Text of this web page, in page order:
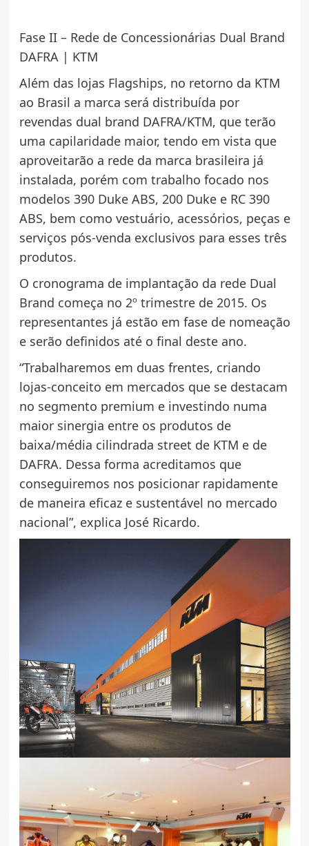
Fase II – Rede de Concessionárias Dual Brand
DAFRA | KTM
Além das lojas Flagships, no retorno da KTM
ao Brasil a marca será distribuída por
revendas dual brand DAFRA/KTM, que terão
uma capilaridade maior, tendo em vista que
aproveitarão a rede da marca brasileira já
instalada, porém com trabalho focado nos
modelos 390 Duke ABS, 200 Duke e RC 390
ABS, bem como vestuário, acessórios, peças e
serviços pós-venda exclusivos para esses três
produtos.
O cronograma de implantação da rede Dual
Brand começa no 2º trimestre de 2015. Os
representantes já estão em fase de nomeação
e serão definidos até o final deste ano.
“Trabalharemos em duas frentes, criando
lojas-conceito em mercados que se destacam
no segmento premium e investindo numa
maior sinergia entre os produtos de
baixa/média cilindrada street de KTM e de
DAFRA. Dessa forma acreditamos que
conseguiremos nos posicionar rapidamente
de maneira eficaz e sustentável no mercado
nacional”, explica José Ricardo.